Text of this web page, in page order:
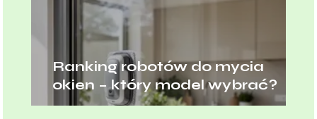
Ranking robotów do mycia
okien – który model wybrać?